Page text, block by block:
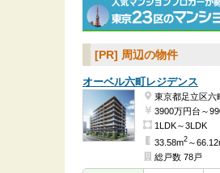
[PR] 周辺の物件
オーベル六町レジデンス
3900万円台～
1LDK～3LDK
33.58m2 ～
総戸数 78戸